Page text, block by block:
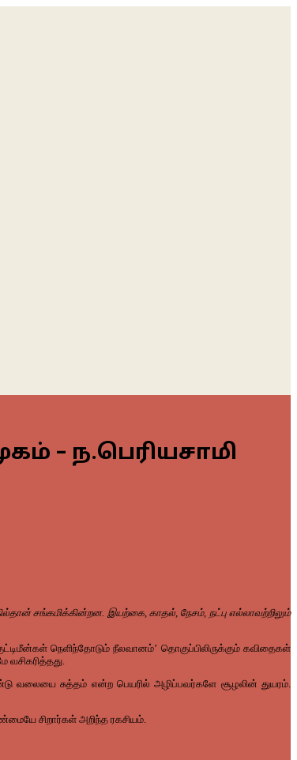
– ந.பெரியசாமி
சங்கமிக்கின்றன. இயற்கை, காதல், நேசம், நட்பு எல்லாவற்றிலும்
நெளிந்தோடும் நீலவானம்’ தொகுப்பிலிருக்கும் கவிதைகள்
வலையை சுத்தம் என்ற பெயரில் அழிப்பவர்களே சூழலின் துயரம்.
சிறார்கள் அறிந்த ரகசியம்.